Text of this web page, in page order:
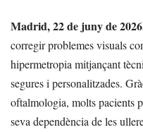
Madrid, 22 de juny de
corregir problemes visuals
hipermetropia mitjançant
segures i personalitzades.
oftalmologia, molts pacients
seva dependència de les